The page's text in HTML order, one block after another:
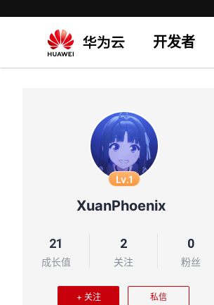
开发者
Lv.1
XuanPhoenix
21
成长值
2
关注
0
粉丝
+ 关注 私信